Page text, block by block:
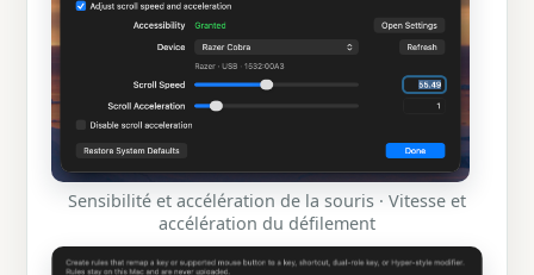
Sensibilité et accélération de la souris · Vitesse et
accélération du défilement